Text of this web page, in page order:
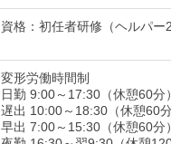
資格：初任者研修（ヘルパー
変形労働時間制
日勤 9:00～17:30（休憩60分）
遅出 10:00～18:30（休憩60分
早出 7:00～15:30（休憩60分）